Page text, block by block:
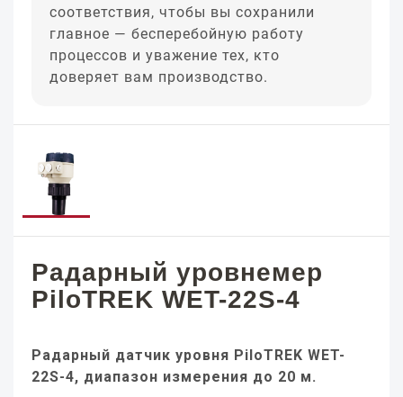
соответствия, чтобы вы сохранили
главное — бесперебойную работу
процессов и уважение тех, кто
доверяет вам производство.
Радарный уровнемер
PiloTREK WET-22S-4
Радарный датчик уровня PiloTREK WET-
22S-4, диапазон измерения до 20 м.